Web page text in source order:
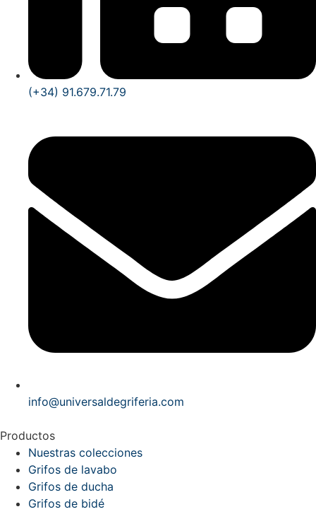
(+34) 91.679.71.79
info@universaldegriferia.com
Productos
Nuestras colecciones
Grifos de lavabo
Grifos de ducha
Grifos de bidé